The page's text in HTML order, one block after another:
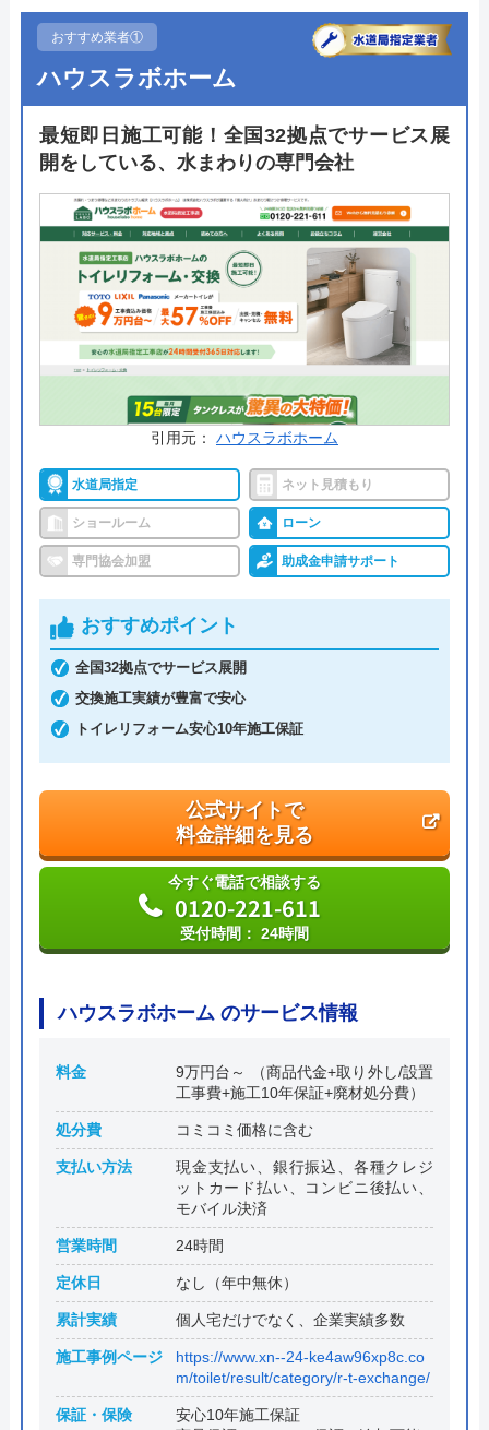
おすすめ業者①
ハウスラボホーム
最短即日施工可能！全国32拠点でサービス展
開をしている、水まわりの専門会社
引用元： ハウスラボホーム
水道局指定 ネット見積もり
ショールーム ローン
専門協会加盟 助成金申請サポート
おすすめポイント
全国32拠点でサービス展開
交換施工実績が豊富で安心
トイレリフォーム安心10年施工保証
公式サイトで
料金詳細を見る
今すぐ電話で相談する
0120-221-611
受付時間： 24時間
ハウスラボホーム のサービス情報
料金
9万円台～ （商品代金+取り外し/設置
工事費+施工10年保証+廃材処分費）
処分費 コミコミ価格に含む
支払い方法
現金支払い、銀行振込、各種クレジ
ットカード払い、コンビニ後払い、
モバイル決済
営業時間 24時間
定休日 なし（年中無休）
累計実績 個人宅だけでなく、企業実績多数
施工事例ページ
https://www.xn--24-ke4aw96xp8c.co
m/toilet/result/category/r-t-exchange/
保証・保険
安心10年施工保証